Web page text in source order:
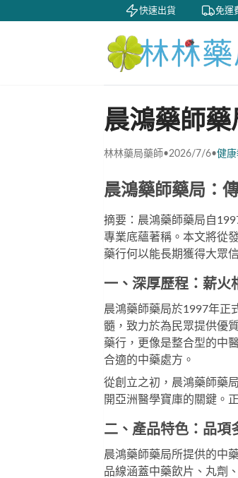
快速出貨 免運費
晨鴻藥師
林林藥局藥師•2026/7/6•健康
晨鴻藥師藥局：
摘要：晨鴻藥師藥局自
專業底蘊著稱。本文將從
藥行何以能長期獲得大眾
一、深厚歷程：薪火
晨鴻藥師藥局於1997年正
髓，致力於為民眾提供優
藥行，更像是整合型的中
合適的中藥處方。
從創立之初，晨鴻藥師藥
開亞洲醫學寶庫的關鍵。
二、產品特色：品項
晨鴻藥師藥局所提供的中
品線涵蓋中藥飲片、丸劑